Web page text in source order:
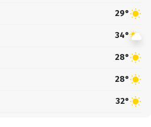
29°
34°
28°
28°
32°